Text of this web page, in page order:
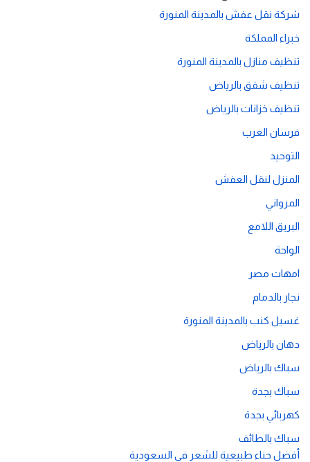
شركة نقل عفش بالمدينة المنورة
خبراء المملكة
تنظيف منازل بالمدينة المنورة
تنظيف شقق بالرياض
تنظيف خزانات بالرياض
فرسان العرب
التوحيد
المنزل لنقل العفش
المرواني
البريق اللامع
الواحة
امهات مصر
نجار بالدمام
غسيل كنب بالمدينة المنورة
دهان بالرياض
سباك بالرياض
سباك بجدة
كهربائي بجدة
سباك بالطائف
أفضل حناء طبيعية للشعر في السعودية